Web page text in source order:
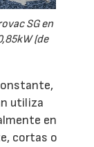
SG en
(de
utiliza
en
cortas o